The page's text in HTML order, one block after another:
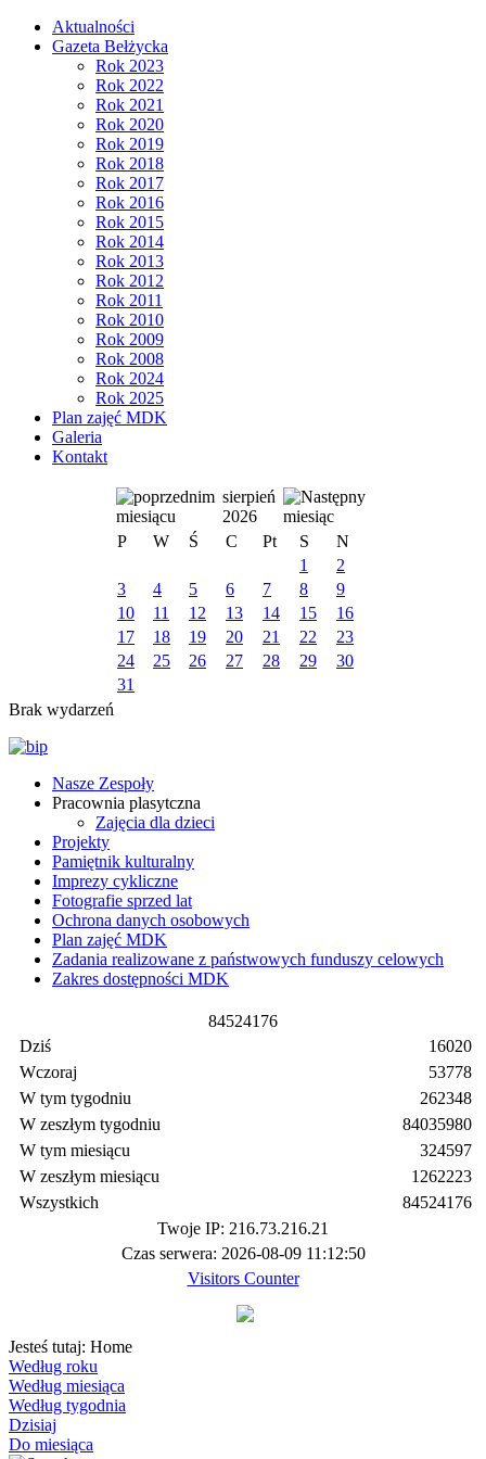
Aktualności
Gazeta Bełżycka
Rok 2023
Rok 2022
Rok 2021
Rok 2020
Rok 2019
Rok 2018
Rok 2017
Rok 2016
Rok 2015
Rok 2014
Rok 2013
Rok 2012
Rok 2011
Rok 2010
Rok 2009
Rok 2008
Rok 2024
Rok 2025
Plan zajęć MDK
Galeria
Kontakt
sierpień
2026
P
W Ś C Pt S
N
1
2
3
4 5 6 7 8
9
10
11 12 13 14 15
16
17
18 19 20 21 22
23
24
25 26 27 28 29
30
31
Brak wydarzeń
Nasze Zespoły
Pracownia plasytczna
Zajęcia dla dzieci
Projekty
Pamiętnik kulturalny
Imprezy cykliczne
Fotografie sprzed lat
Ochrona danych osobowych
Plan zajęć MDK
Zadania realizowane z państwowych funduszy celowych
Zakres dostępności MDK
845241 76
Dziś
Wczoraj
W tym tygodniu
W zeszłym tygodniu
W tym miesiącu
W zeszłym miesiącu
Wszystkich
16020
53778
262348
84035980
324597
1262223
84524176
Twoje IP: 216.73.216.21
Czas serwera: 2026-08-09 11:12:50
Visitors Counter
Jesteś tutaj: Home
Według roku
Według miesiąca
Według tygodnia
Dzisiaj
Do miesiąca